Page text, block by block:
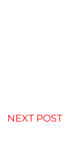
NEXT POST